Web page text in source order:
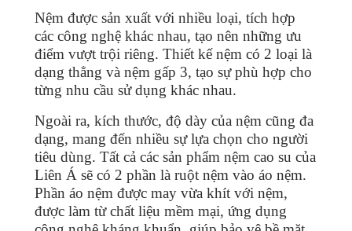
Nệm được sản xuất với nhiều loại, tích hợp
các công nghệ khác nhau, tạo nên những ưu
điểm vượt trội riêng. Thiết kế nệm có 2 loại là
dạng thẳng và nệm gấp 3, tạo sự phù hợp cho
từng nhu cầu sử dụng khác nhau.
Ngoài ra, kích thước, độ dày của nệm cũng đa
dạng, mang đến nhiều sự lựa chọn cho người
tiêu dùng. Tất cả các sản phẩm nệm cao su của
Liên Á sẽ có 2 phần là ruột nệm vào áo nệm.
Phần áo nệm được may vừa khít với nệm,
được làm từ chất liệu mềm mại, ứng dụng